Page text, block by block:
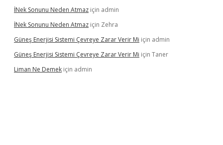
İNek Sonunu Neden Atmaz için admin
İNek Sonunu Neden Atmaz için Zehra
Güneş Enerjisi Sistemi Çevreye Zarar Verir Mi için admin
Güneş Enerjisi Sistemi Çevreye Zarar Verir Mi için Taner
Liman Ne Demek için admin